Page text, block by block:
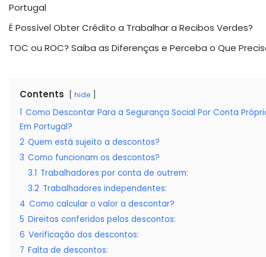
Portugal
É Possível Obter Crédito a Trabalhar a Recibos Verdes?
TOC ou ROC? Saiba as Diferenças e Perceba o Que
Contents hide
1 Como Descontar Para a Segurança Social Por Conta
Em Portugal?
2 Quem está sujeito a descontos?
3 Como funcionam os descontos?
3.1 Trabalhadores por conta de outrem:
3.2 Trabalhadores independentes:
4 Como calcular o valor a descontar?
5 Direitos conferidos pelos descontos:
6 Verificação dos descontos:
7 Falta de descontos: